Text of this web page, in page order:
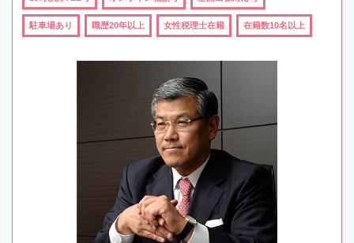
駐車場あり 職歴20年以上 女性税理士在籍 在籍数10名以上